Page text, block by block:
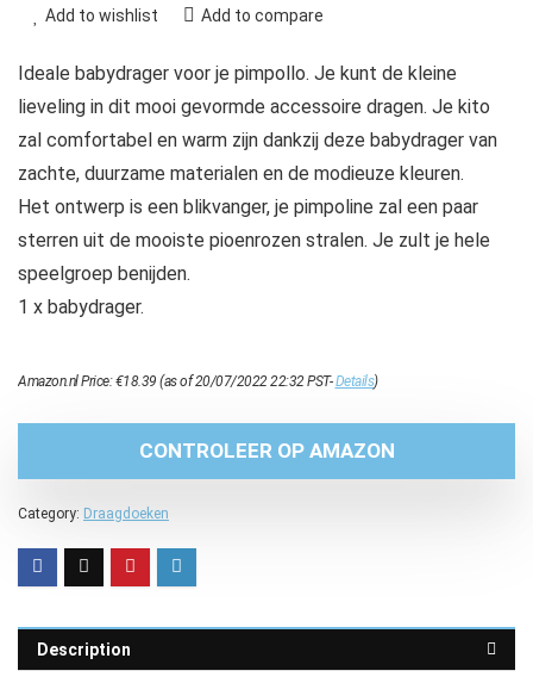
Add to wishlist Add to compare
Ideale babydrager voor je pimpollo. Je kunt de kleine
lieveling in dit mooi gevormde accessoire dragen. Je kito
zal comfortabel en warm zijn dankzij deze babydrager van
zachte, duurzame materialen en de modieuze kleuren.
Het ontwerp is een blikvanger, je pimpoline zal een paar
sterren uit de mooiste pioenrozen stralen. Je zult je hele
speelgroep benijden.
1 x babydrager.
Amazon.nl Price:€18.39 (as of 20/07/2022 22:32 PST-Details)
CONTROLEER OP AMAZON
Category: Draagdoeken
Description